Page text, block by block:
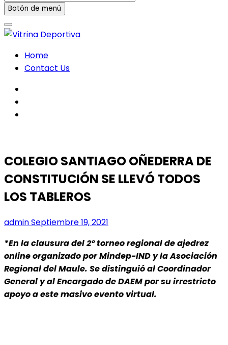
…Botón de menú
Home
Contact Us
COLEGIO SANTIAGO OÑEDERRA DE
CONSTITUCIÓN SE LLEVÓ TODOS
LOS TABLEROS
adminSeptiembre 19, 2021
*En la clausura del 2° torneo regional de ajedrez
online organizado por Mindep-IND y la Asociación
Regional del Maule. Se distinguió al Coordinador
General y al Encargado de DAEM por su irrestricto
apoyo a este masivo evento virtual.